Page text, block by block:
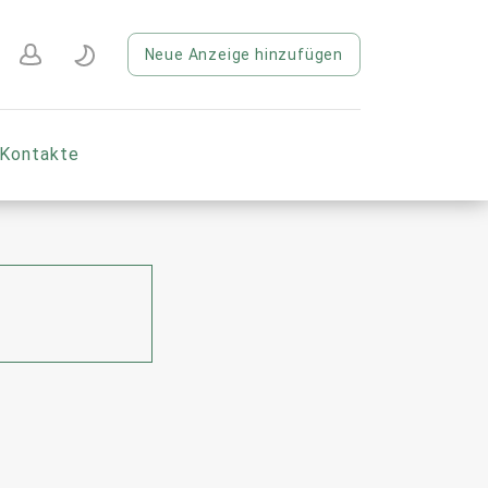
Neue Anzeige hinzufügen
Kontakte